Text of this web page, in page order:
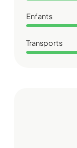
Enfants
Transports